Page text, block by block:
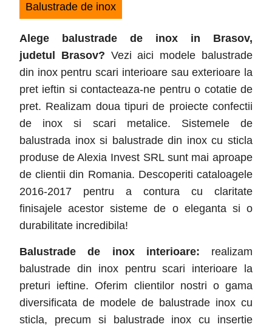
Balustrade de inox
Alege balustrade de inox in Brasov,
judetul Brasov? Vezi aici modele balustrade
din inox pentru scari interioare sau exterioare la
pret ieftin si contacteaza-ne pentru o cotatie de
pret. Realizam doua tipuri de proiecte confectii
de inox si scari metalice. Sistemele de
balustrada inox si balustrade din inox cu sticla
produse de Alexia Invest SRL sunt mai aproape
de clientii din Romania. Descoperiti cataloagele
2016-2017 pentru a contura cu claritate
finisajele acestor sisteme de o eleganta si o
durabilitate incredibila!
Balustrade de inox interioare: realizam
balustrade din inox pentru scari interioare la
preturi ieftine. Oferim clientilor nostri o gama
diversificata de modele de balustrade inox cu
sticla, precum si balustrade inox cu insertie